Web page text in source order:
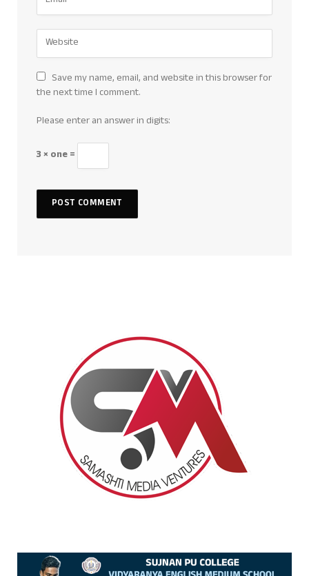
Save my name, email, and website in this browser for
the next time I comment.
Please enter an answer in digits:
3 × one =